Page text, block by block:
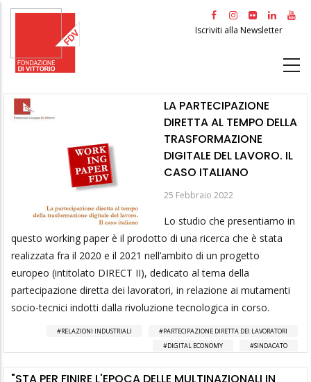
Salta
principale
Iscriviti alla Newsletter
LA PARTECIPAZIONE
DIRETTA AL TEMPO DELLA
TRASFORMAZIONE
DIGITALE DEL LAVORO. IL
CASO ITALIANO
25 Febbraio 2022
Lo studio che presentiamo in
questo working paper è il prodotto di una ricerca che è stata
realizzata fra il 2020 e il 2021 nell’ambito di un progetto
europeo (intitolato DIRECT II), dedicato al tema della
partecipazione diretta dei lavoratori, in relazione ai mutamenti
socio-tecnici indotti dalla rivoluzione tecnologica in corso.
RELAZIONI INDUSTRIALI
PARTECIPAZIONE DIRETTA DEI LAVORATORI
DIGITAL ECONOMY
SINDACATO